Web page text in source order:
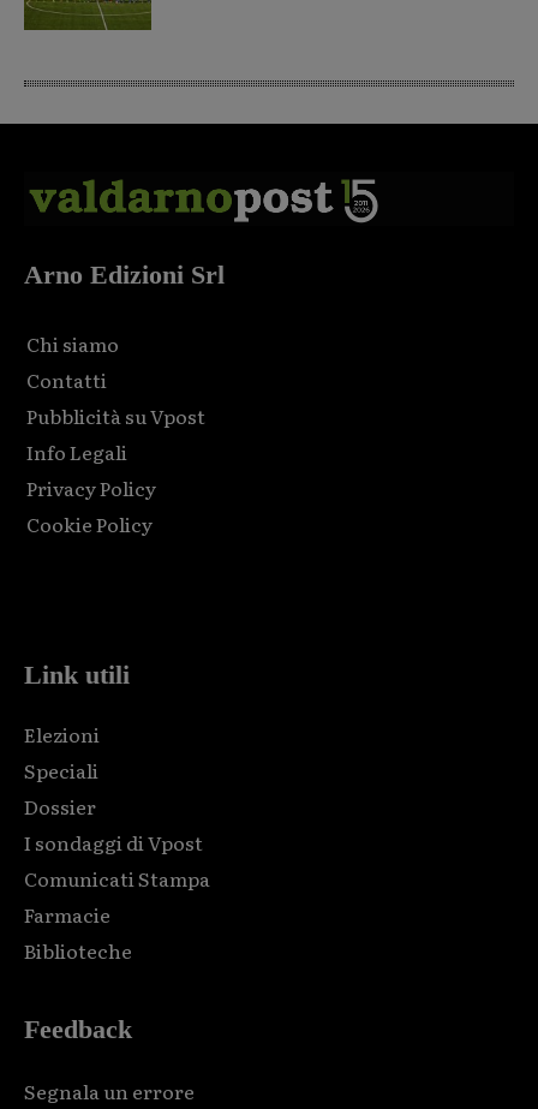
Arno Edizioni Srl
Chi siamo
Contatti
Pubblicità su Vpost
Info Legali
Privacy Policy
Cookie Policy
Link utili
Elezioni
Speciali
Dossier
I sondaggi di Vpost
Comunicati Stampa
Farmacie
Biblioteche
Feedback
Segnala un errore